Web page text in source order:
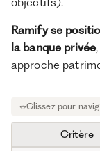
Ramify se
la banque privée
approche
Critère